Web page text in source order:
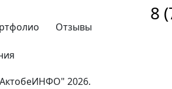
Отзывы
8
2026.